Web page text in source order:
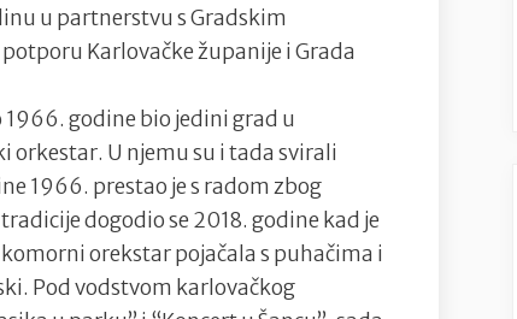
u partnerstvu s Gradskim
Karlovačke županije i Grada
godine bio jedini grad u
orkestar. U njemu su i tada svirali
1966. prestao je s radom zbog
dogodio se 2018. godine kad je
orekstar pojačala s puhačima i
Pod vodstvom karlovačkog